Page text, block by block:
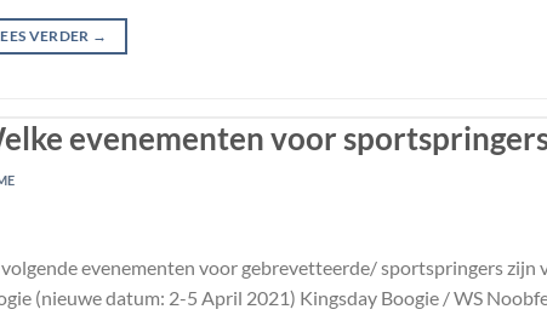
VERDER →
evenementen voor
evenementen voor gebrevetteerde/ sportspringers zijn
(nieuwe datum: 2-5 April 2021) Kingsday Boogie / WS